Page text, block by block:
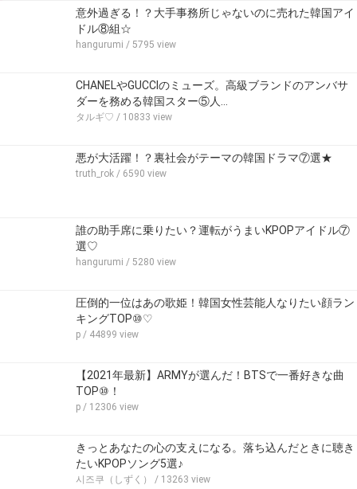
意外過ぎる！？大手事務所じゃないのに売れた韓国アイ
ドル⑧組☆
hangurumi / 5795 view
CHANELやGUCCIのミューズ。高級ブランドのアンバサ
ダーを務める韓国スター⑤人…
タルギ♡ / 10833 view
悪が大活躍！？裏社会がテーマの韓国ドラマ⑦選★
truth_rok / 6590 view
誰の助手席に乗りたい？運転がうまいKPOPアイドル⑦
選♡
hangurumi / 5280 view
圧倒的一位はあの歌姫！韓国女性芸能人なりたい顔ラン
キングTOP⑩♡
p / 44899 view
【2021年最新】ARMYが選んだ！BTSで一番好きな曲
TOP⑩！
p / 12306 view
きっとあなたの心の支えになる。落ち込んだときに聴き
たいKPOPソング5選♪
시즈쿠（しずく） / 13263 view